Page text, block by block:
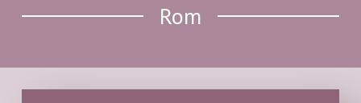
Rom